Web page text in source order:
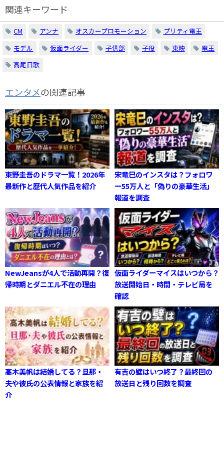
関連キーワード
CM アンナ オスカープロモーション
プリティ電王
モデル
仮面ライダー 子供部 子役 東映
電王
高尾日歌
エンタメの関連記事
東野圭吾のドラマ一覧！2026年
最新作と歴代人気作品を紹介
宋竜巳のインスタは？フォロワ
ー55万人と「偽りの豪華生活」
報道を調査
NewJeansが4人で活動再開？復
帰時期とダニエル不在の理由
仮面ライダーマイスはいつから？
放送開始日・時間・テレビ局を
確認
高木美帆は結婚してる？旦那・
夫や彼氏の公表情報と家族を紹
介
有吉の壁はいつ終了？最終回の
放送日と残り回数を調査